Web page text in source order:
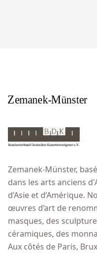
Zemanek-Münster,
dans les arts anciens
d’Asie et d’Amérique.
œuvres d’art de
masques, des
céramiques, des
Aux côtés de Paris,